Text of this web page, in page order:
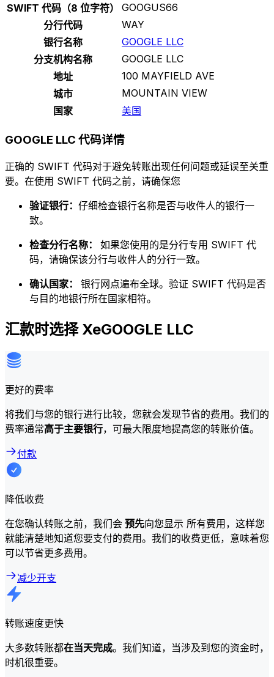
SWIFT 代码（8 位字符）
GOOGUS66
分行代码
WAY
银行名称
GOOGLE LLC
分支机构名称
GOOGLE LLC
地址
100 MAYFIELD AVE
城市
MOUNTAIN VIEW
国家
美国
GOOGLE LLC 代码详情
正确的 SWIFT 代码对于避免转账出现任何问题或延误至关重
要。在使用 SWIFT 代码之前，请确保您
验证银行： 仔细检查银行名称是否与收件人的银行一
致。
检查分行名称： 如果您使用的是分行专用 SWIFT 代
码，请确保该分行与收件人的分行一致。
确认国家： 银行网点遍布全球。验证 SWIFT 代码是否
与目的地银行所在国家相符。
汇款时选择 XeGOOGLE LLC
更好的费率
将我们与您的银行进行比较，您就会发现节省的费用。我们的
费率通常高于主要银行，可最大限度地提高您的转账价值。
付款
降低收费
在您确认转账之前，我们会 预先向您显示 所有费用，这样您
就能清楚地知道您要支付的费用。我们的收费更低，意味着您
可以节省更多费用。
减少开支
转账速度更快
大多数转账都在当天完成。我们知道，当涉及到您的资金时，
时机很重要。